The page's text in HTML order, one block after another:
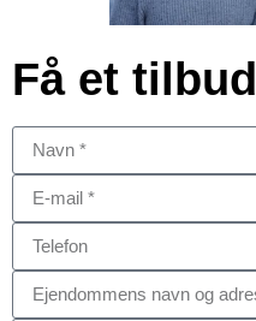
Få et tilbud